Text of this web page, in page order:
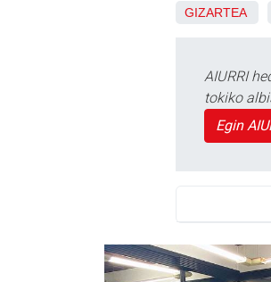
GIZARTEA
AIURRI
tokiko
Egin